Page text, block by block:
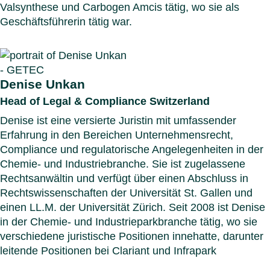
Valsynthese und Carbogen Amcis tätig, wo sie als
Geschäftsführerin tätig war.
Denise Unkan
Head of Legal & Compliance Switzerland
Denise ist eine versierte Juristin mit umfassender
Erfahrung in den Bereichen Unternehmensrecht,
Compliance und regulatorische Angelegenheiten in der
Chemie- und Industriebranche. Sie ist zugelassene
Rechtsanwältin und verfügt über einen Abschluss in
Rechtswissenschaften der Universität St. Gallen und
einen LL.M. der Universität Zürich. Seit 2008 ist Denise
in der Chemie- und Industrieparkbranche tätig, wo sie
verschiedene juristische Positionen innehatte, darunter
leitende Positionen bei Clariant und Infrapark